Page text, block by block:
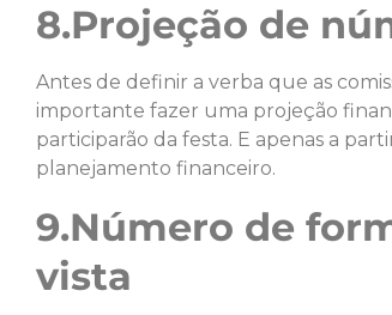
8.Projeção de
Antes de definir a verba que as
importante fazer uma projeção
participarão da festa. E apenas a
planejamento financeiro.
9.Número de
vista